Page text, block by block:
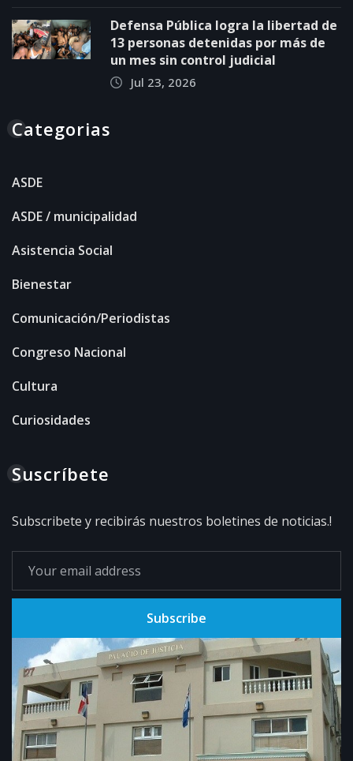
Defensa Pública logra la libertad de
13 personas detenidas por más de
un mes sin control judicial
Jul 23, 2026
Categorias
ASDE
ASDE / municipalidad
Asistencia Social
Bienestar
Comunicación/Periodistas
Congreso Nacional
Cultura
Curiosidades
Suscríbete
Subscribete y recibirás nuestros boletines de noticias.!
Subscribe